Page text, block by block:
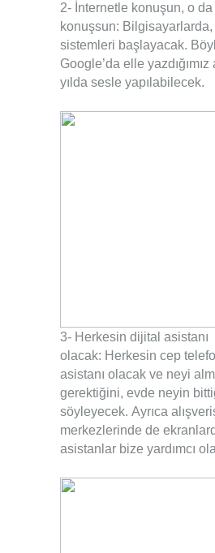
2- İnternetle konuşun, o
konuşsun: Bilgisayarlarda,
sistemleri başlayacak.
Google’da elle
yılda sesle yapılabilecek.
3- Herkesin dijital asistanı
olacak: Herkesin cep
asistanı olacak ve neyi
gerektiğini, evde neyin
söyleyecek. Ayrıca
merkezlerinde de
asistanlar bize yardımcı